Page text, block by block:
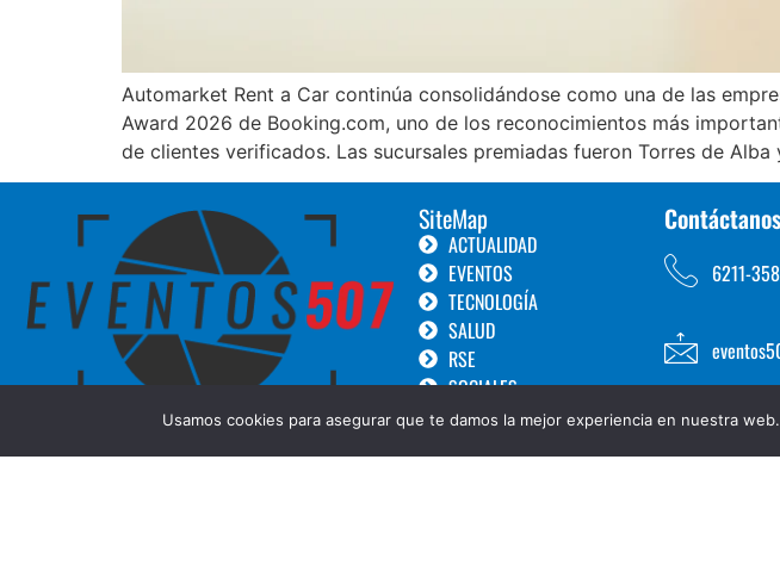
Automarket Rent a Car continúa consolidándose como una de las
Award 2026 de Booking.com, uno de los reconocimientos más
de clientes verificados. Las sucursales premiadas fueron Torres de
SiteMap
ACTUALIDAD
EVENTOS
TECNOLOGÍA
SALUD
RSE
SOCIALES
TURISMO
Contáctanos
6211-
Usamos cookies para asegurar que te damos la mejor experiencia en nuestra